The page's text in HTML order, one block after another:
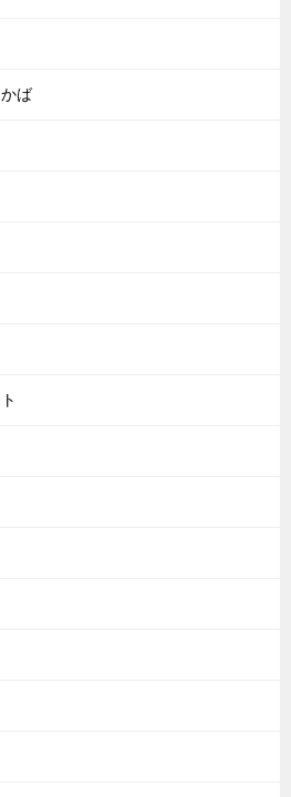
ば